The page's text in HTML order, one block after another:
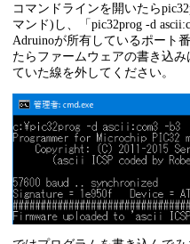
コマンドラインを開いたら
マンド)し、「pic32prog -d
Adruinoが所有しているポート
たらファームウェアの書き込
ていた線を外してください。